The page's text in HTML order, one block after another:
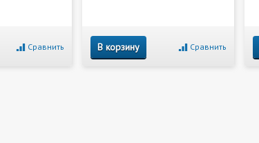
Сравнить В корзину Сравнить